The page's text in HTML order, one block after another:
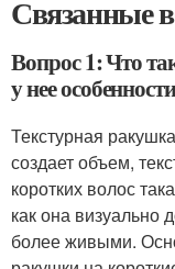
Связанные
Вопрос 1: Что
у нее
Текстурная
создает объем,
коротких волос
как она визуально
более живыми.